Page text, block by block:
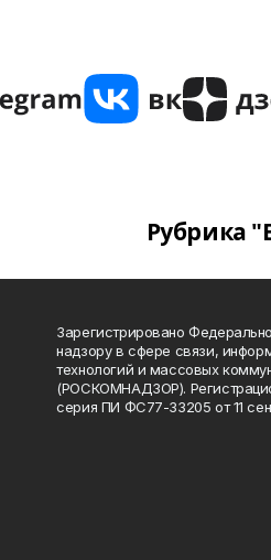
Рубрика
Зарегистрировано
надзору в сфере связи,
технологий и массовых
(РОСКОМНАДЗОР).
серия ПИ ФС77-33205 от 11